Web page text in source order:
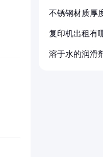
不锈钢材质厚
复印机出租有
溶于水的润滑